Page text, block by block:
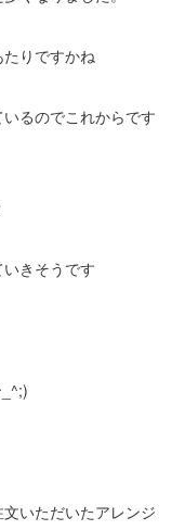
りですかね
るのでこれからです
きそうです
いただいたアレンジ